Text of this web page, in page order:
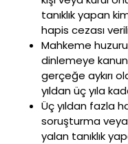
tanıklık yapan
hapis cezası
Mahkeme
dinlemeye
gerçeğe aykırı
yıldan üç yıla
Üç yıldan fazla
soruşturma
yalan tanıklık